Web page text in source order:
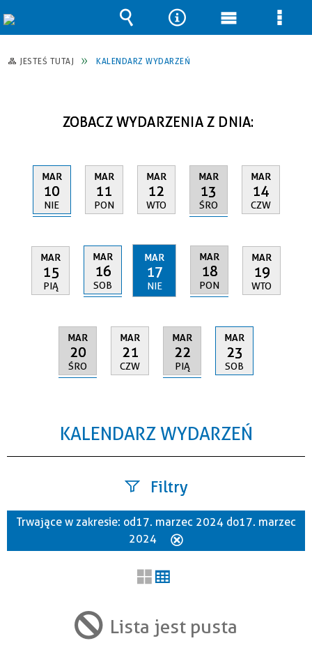
JESTEŚ TUTAJ KALENDARZ WYDARZEŃ
ZOBACZ WYDARZENIA Z DNIA:
MAR
10
NIE
MAR
11
PON
MAR
12
WTO
MAR
13
ŚRO
MAR
14
CZW
MAR
15
PIĄ
MAR
16
SOB
MAR
17
NIE
MAR
18
PON
MAR
19
WTO
MAR
20
ŚRO
MAR
21
CZW
MAR
22
PIĄ
MAR
23
SOB
KALENDARZ WYDARZEŃ
Filtry
Szukana fraza
Trwające w zakresie
Trwające w zakresie: od 17. marzec 2024 do 17. marzec
2024
Lista jest pusta
Wyszukiwarka
Narzędzia
Menu Menu